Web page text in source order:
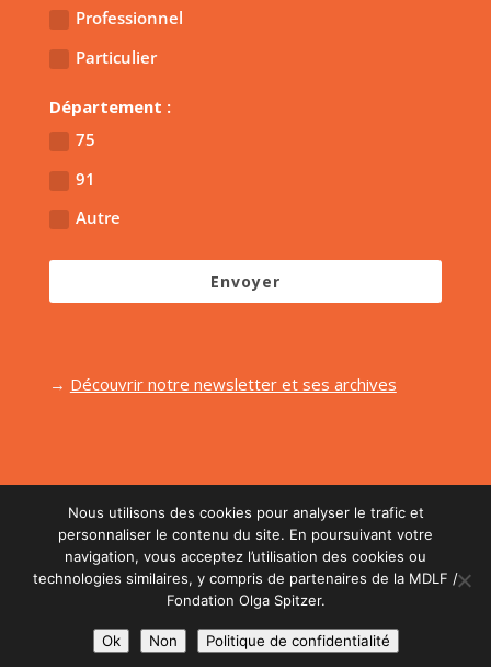
Professionnel
Particulier
Département :
75
91
Autre
Envoyer
→ Découvrir notre newsletter et ses archives
Réalisé par l'agenceMidi Moins Le Quart| Retouche
graphique :
L'agence Juste!| Photos :
des données personnelles|Administration
Nous utilisons des cookies pour analyser le trafic et
personnaliser le contenu du site. En poursuivant votre
navigation, vous acceptez l’utilisation des cookies ou
technologies similaires, y compris de partenaires de la MDLF /
Fondation Olga Spitzer.
Ok Non Politique de confidentialité